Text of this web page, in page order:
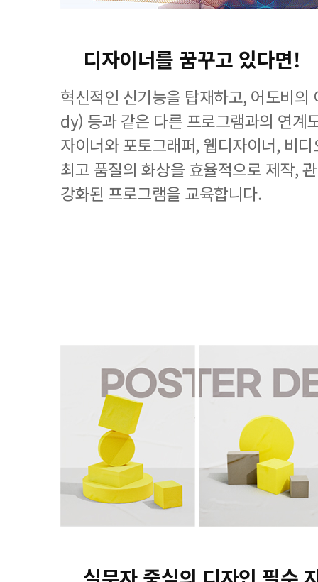
디자이너를 꿈꾸고 있다면!
혁신적인 신기능을 탑재하고, 어도비
dy) 등과 같은 다른 프로그램과의 연계
자이너와 포토그래퍼, 웹디자이너, 비
최고 품질의 화상을 효율적으로 제작,
강화된 프로그램을 교육합니다.